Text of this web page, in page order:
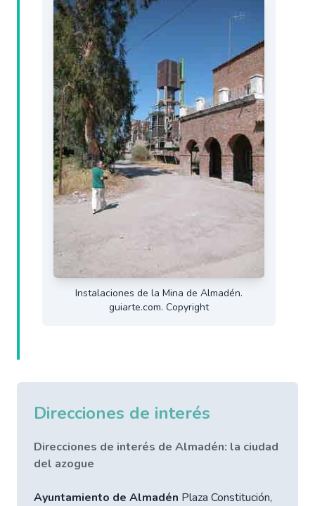
Instalaciones de la Mina de Almadén.
guiarte.com. Copyright
Direcciones de interés
Direcciones de interés de Almadén: la ciudad
del azogue
Ayuntamiento de Almadén Plaza Constitución,